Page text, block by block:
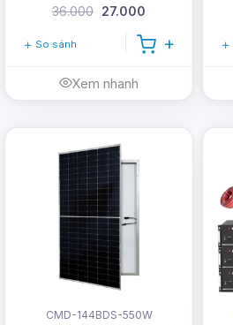
36.000 27.000
So sánh
Xem nhanh
CMD-144BDS-550W